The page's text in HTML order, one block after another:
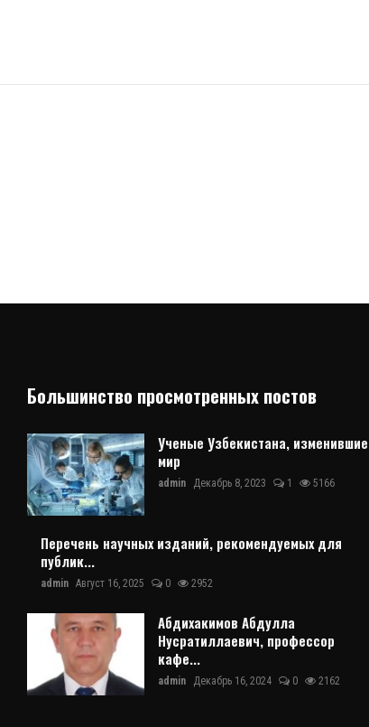
Большинство просмотренных постов
Ученые Узбекистана, изменившие
мир
admin Декабрь 8, 2023 1 5166
Перечень научных изданий, рекомендуемых для
публик...
admin Август 16, 2025 0 2952
Абдихакимов Абдулла
Нусратиллаевич, профессор
кафе...
admin Декабрь 16, 2024 0 2162